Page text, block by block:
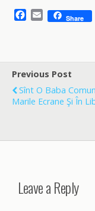
b
o
o
k
E
l
Share
Previous Post
Sînt O Baba
Marile Ecrane Şi În
Leave a Reply